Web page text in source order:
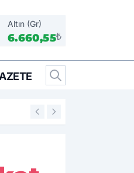
Altın (Gr)
6.660,55₺
17:40